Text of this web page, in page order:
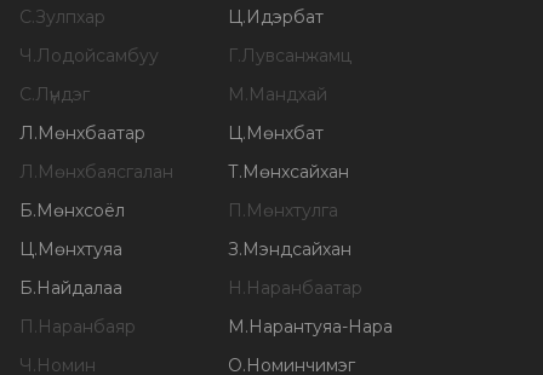
С.Зулпхар Ц.Идэрбат
Ч.Лодойсамбуу Г.Лувсанжамц
С.Лүндэг М.Мандхай
Л.Мөнхбаатар Ц.Мөнхбат
Л.Мөнхбаясгалан Т.Мөнхсайхан
Б.Мөнхсоёл П.Мөнхтулга
Ц.Мөнхтуяа З.Мэндсайхан
Б.Найдалаа Н.Наранбаатар
П.Наранбаяр М.Нарантуяа-Нара
Ч.Номин О.Номинчимэг